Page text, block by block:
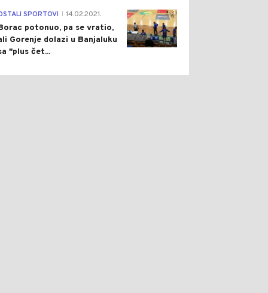
3
SPORTOVI 14.02.2021.
potonuo, pa se vratio,
Gorenje dolazi u Banjaluku
"plus čet...